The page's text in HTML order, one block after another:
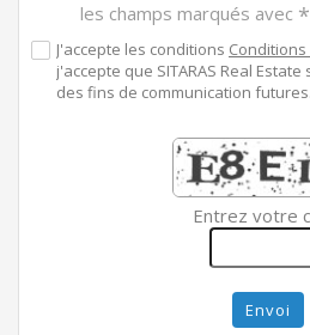
les champs marqués avec *
J'accepte les conditions
j'accepte que SITARAS Real
des fins de communication futures.
Entrez votre
Envoi